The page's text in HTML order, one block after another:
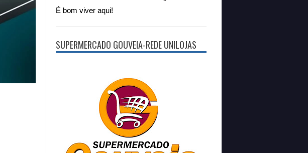
É bom viver aqui!
SUPERMERCADO GOUVEIA-REDE UNILOJAS